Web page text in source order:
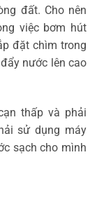
đất. Cho nên
việc bơm hút
đặt chìm trong
nước lên cao
thấp và phải
sử dụng máy
sạch cho mình